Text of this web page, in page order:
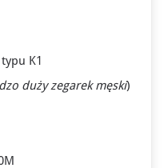
K1
duży zegarek męski)